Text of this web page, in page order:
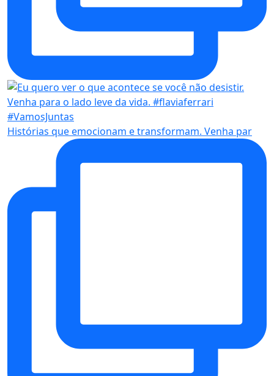
Histórias que emocionam e transformam. Venha par